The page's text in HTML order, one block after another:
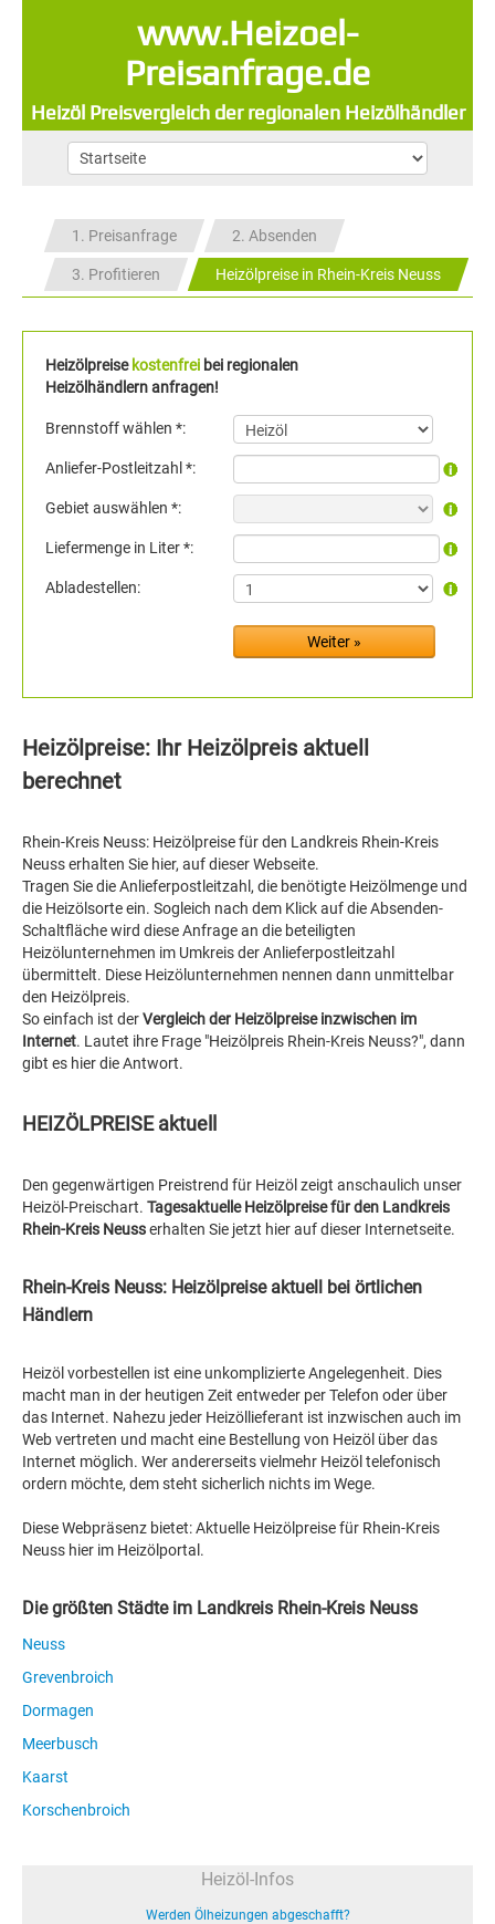
www.Heizoel-
Preisanfrage.de
Heizöl Preisvergleich der regionalen Heizölhändler
1. Preisanfrage 2. Absenden
3. Profitieren Heizölpreise in Rhein-Kreis Neuss
Heizölpreise kostenfrei bei regionalen
Heizölhändlern anfragen!
Brennstoff wählen *:
Anliefer-Postleitzahl *:
Gebiet auswählen *:
Liefermenge in Liter *:
Abladestellen:
Heizölpreise: Ihr Heizölpreis aktuell
berechnet
Rhein-Kreis Neuss: Heizölpreise für den Landkreis Rhein-Kreis
Neuss erhalten Sie hier, auf dieser Webseite.
Tragen Sie die Anlieferpostleitzahl, die benötigte Heizölmenge und
die Heizölsorte ein. Sogleich nach dem Klick auf die Absenden-
Schaltfläche wird diese Anfrage an die beteiligten
Heizölunternehmen im Umkreis der Anlieferpostleitzahl
übermittelt. Diese Heizölunternehmen nennen dann unmittelbar
den Heizölpreis.
So einfach ist derVergleich der Heizölpreise inzwischen im
Internet. Lautet ihre Frage "Heizölpreis Rhein-Kreis Neuss?", dann
gibt es hier die Antwort.
HEIZÖLPREISE aktuell
Den gegenwärtigen Preistrend für Heizöl zeigt anschaulich unser
Heizöl-Preischart. Tagesaktuelle Heizölpreise für den Landkreis
Rhein-Kreis Neusserhalten Sie jetzt hier auf dieser Internetseite.
Rhein-Kreis Neuss: Heizölpreise aktuell bei örtlichen
Händlern
Heizöl vorbestellen ist eine unkomplizierte Angelegenheit. Dies
macht man in der heutigen Zeit entweder per Telefon oder über
das Internet. Nahezu jeder Heizöllieferant ist inzwischen auch im
Web vertreten und macht eine Bestellung von Heizöl über das
Internet möglich. Wer andererseits vielmehr Heizöl telefonisch
ordern möchte, dem steht sicherlich nichts im Wege.
Diese Webpräsenz bietet: Aktuelle Heizölpreise für Rhein-Kreis
Neuss hier im Heizölportal.
Die größten Städte im Landkreis Rhein-Kreis Neuss
Neuss
Grevenbroich
Dormagen
Meerbusch
Kaarst
Korschenbroich
Heizöl-Infos
Werden Ölheizungen abgeschafft?